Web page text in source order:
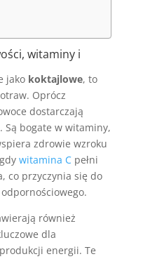
witaminy i
jako koktajlowe, to
Oprócz
dostarczają
Są bogate w witaminy,
zdrowie wzroku
witamina Cpełni
co przyczynia się do
również
dla
energii. Te